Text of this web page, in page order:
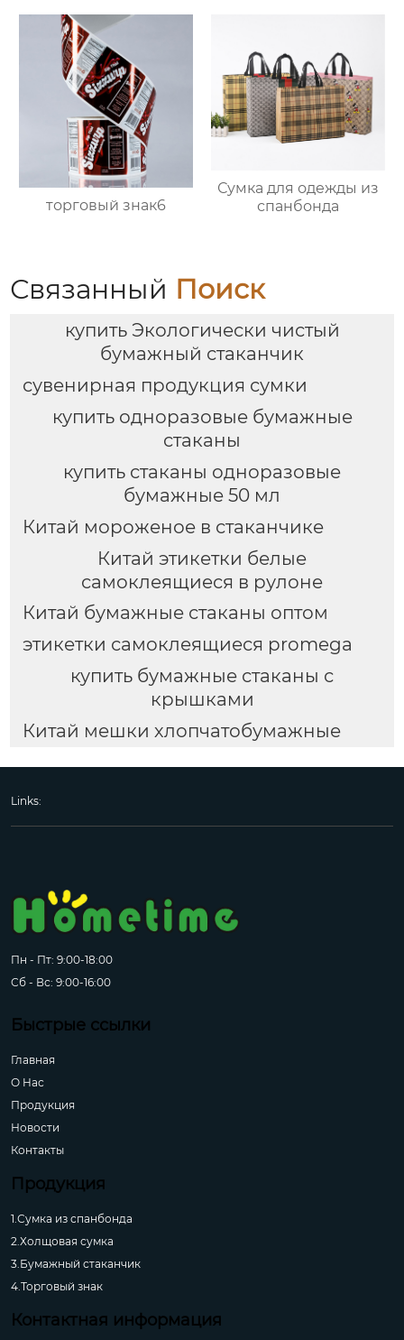
торговый знак6
Сумка для одежды из
спанбонда
Связанный Поиск
купить Экологически чистый
бумажный стаканчик
сувенирная продукция сумки
купить одноразовые бумажные
стаканы
купить стаканы одноразовые
бумажные 50 мл
Китай мороженое в стаканчике
Китай этикетки белые
самоклеящиеся в рулоне
Китай бумажные стаканы оптом
этикетки самоклеящиеся promega
купить бумажные стаканы с
крышками
Китай мешки хлопчатобумажные
Links:
Пн - Пт: 9:00-18:00
Сб - Вс: 9:00-16:00
Быстрые ссылки
Главная
О Hас
Продукция
Новости
Контакты
Продукция
1.Сумка из спанбонда
2.Холщовая сумка
3.Бумажный стаканчик
4.Торговый знак
Контактная информация